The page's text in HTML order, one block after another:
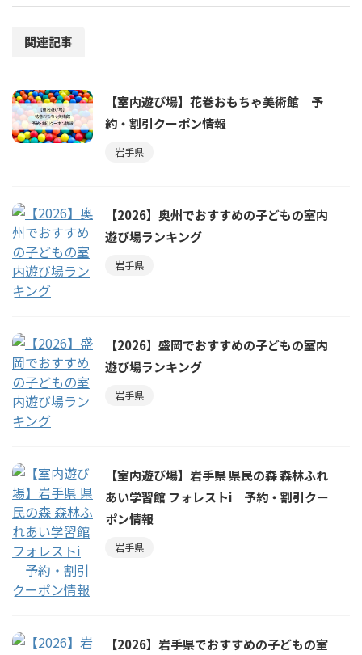
関連記事
【室内遊び場】花巻おもちゃ美術館｜予
約・割引クーポン情報
岩手県
【2026】奥州でおすすめの子どもの室内
遊び場ランキング
岩手県
【2026】盛岡でおすすめの子どもの室内
遊び場ランキング
岩手県
【室内遊び場】岩手県 県民の森 森林ふれ
あい学習館 フォレストi｜予約・割引クー
ポン情報
岩手県
【2026】岩手県でおすすめの子どもの室